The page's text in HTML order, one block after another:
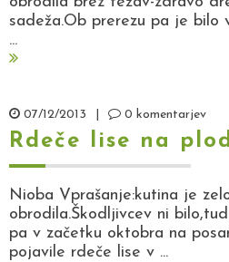
sadeža.Ob prerezu pa je bilo
...
07/12/2013 0 komentarjev
Rdeče lise na
Nioba Vprašanje:kutina je
obrodila.Škodljivcev ni
pa v začetku oktobra na
pojavile rdeče lise v ...